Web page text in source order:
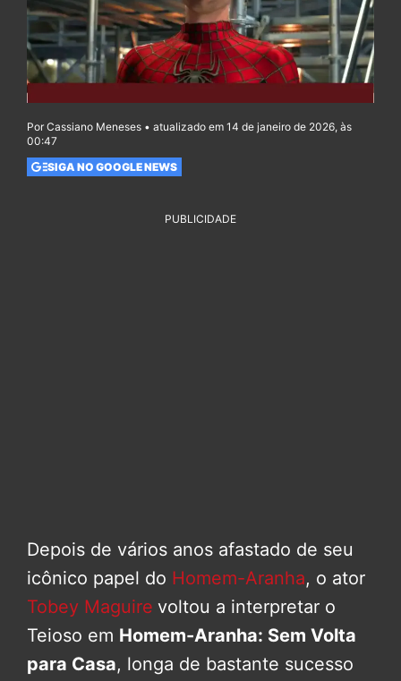
Por Cassiano Meneses • atualizado em 14 de janeiro de 2026, às
00:47
SIGA NO GOOGLE NEWS
PUBLICIDADE
Depois de vários anos afastado de seu
icônico papel do Homem-Aranha, o ator
Tobey Maguire voltou a interpretar o
Teioso em Homem-Aranha: Sem Volta
para Casa, longa de bastante sucesso